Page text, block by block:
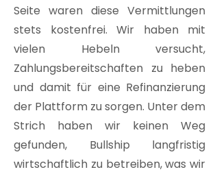
Seite waren diese Vermittlungen
stets kostenfrei. Wir haben mit
vielen Hebeln versucht,
Zahlungsbereitschaften zu heben
und damit für eine Refinanzierung
der Plattform zu sorgen. Unter dem
Strich haben wir keinen Weg
gefunden, Bullship langfristig
wirtschaftlich zu betreiben, was wir